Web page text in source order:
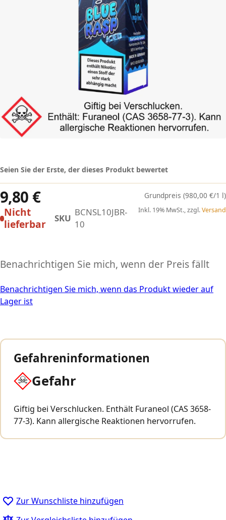
Nicht
lieferbar
SKU
BCNSL10JBR-
10
Seien Sie der Erste, der dieses Produkt bewertet
9,80 € (980,00 €/1 l)
Inkl. 19% MwSt., zzgl.Versand
Benachrichtigen Sie mich, wenn der Preis fällt
Benachrichtigen Sie mich, wenn das Produkt wieder auf
Lager ist
Gefahreninformationen
Gefahr
Giftig bei Verschlucken. Enthält Furaneol (CAS 3658-
77-3). Kann allergische Reaktionen hervorrufen.
Zur Wunschliste hinzufügen